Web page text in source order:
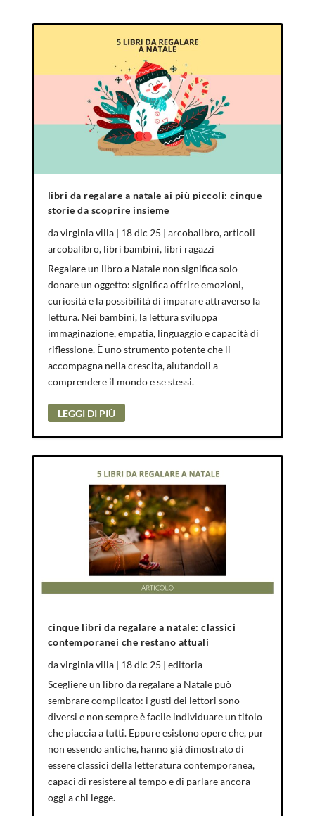
libri da regalare a natale ai più piccoli: cinque
storie da scoprire insieme
davirginia villa| 18 dic 25 | arcobalibro,articoli
arcobalibro, libri bambini, libri ragazzi
Regalare un libro a Natale non significa solo
donare un oggetto: significa offrire emozioni,
curiosità e la possibilità di imparare attraverso la
lettura. Nei bambini, la lettura sviluppa
immaginazione, empatia, linguaggio e capacità di
riflessione. È uno strumento potente che li
accompagna nella crescita, aiutandoli a
comprendere il mondo e se stessi.
LEGGI DI PIÙ
cinque libri da regalare a natale: classici
contemporanei che restano attuali
davirginia villa| 18 dic 25 | editoria
Scegliere un libro da regalare a Natale può
sembrare complicato: i gusti dei lettori sono
diversi e non sempre è facile individuare un titolo
che piaccia a tutti. Eppure esistono opere che, pur
non essendo antiche, hanno già dimostrato di
essere classici della letteratura contemporanea,
capaci di resistere al tempo e di parlare ancora
oggi a chi legge.